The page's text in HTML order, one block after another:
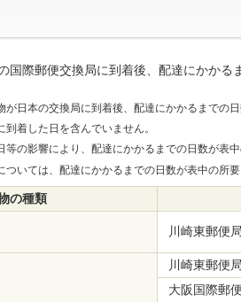
国際郵便交換局に到着後、配達にかかる
が日本の交換局に到着後、配達にかかるまでの
着した日を含んでいません。
等の影響により、配達にかかるまでの日数が表
ついては、配達にかかるまでの日数が表中の所
の種類
川崎東郵便
川崎東郵便
大阪国際郵